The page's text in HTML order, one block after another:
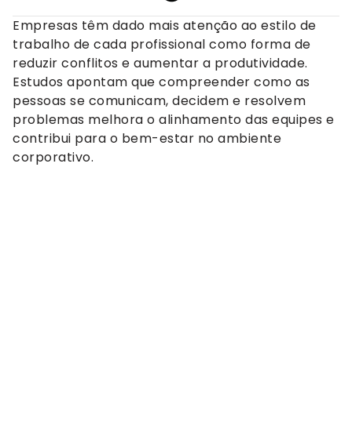
Empresas têm dado mais atenção ao estilo de
trabalho de cada profissional como forma de
reduzir conflitos e aumentar a produtividade.
Estudos apontam que compreender como as
pessoas se comunicam, decidem e resolvem
problemas melhora o alinhamento das equipes e
contribui para o bem-estar no ambiente
corporativo.